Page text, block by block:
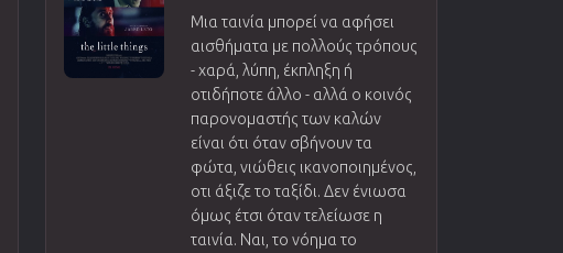
Μια ταινία μπορεί να αφήσει
αισθήματα με πολλούς τρόπους
- χαρά, λύπη, έκπληξη ή
οτιδήποτε άλλο - αλλά ο κοινός
παρονομαστής των καλών
είναι ότι όταν σβήνουν τα
φώτα, νιώθεις ικανοποιημένος,
οτι άξιζε το ταξίδι. Δεν ένιωσα
όμως έτσι όταν τελείωσε η
ταινία. Ναι, το νόημα το